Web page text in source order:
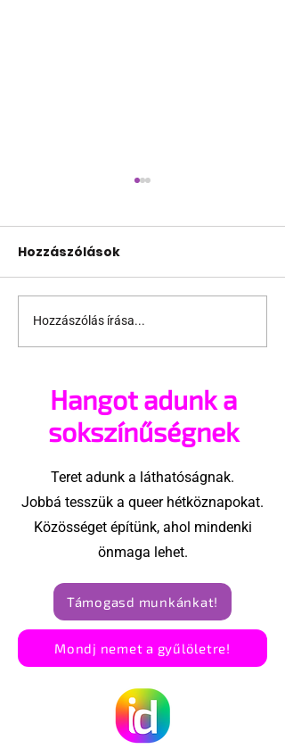
A London Trans+ Pride
szervezője nem volt
ünnepségnek nevezni
az eseményt- a BBC
ezért törölte vele az
interjút
Hozzászólások
Hozzászólás írása...
Hangot adunk a
sokszínűségnek
Teret adunk a láthatóságnak.
Jobbá tesszük a queer hétköznapokat.
Közösséget építünk, ahol mindenki
önmaga lehet.
Támogasd munkánkat!
Mondj nemet a gyűlöletre!